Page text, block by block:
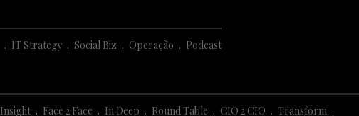
IT Strategy Social Biz Operação Podcast
Insight Face 2 Face In Deep Round Table CIO 2 CIO Transform